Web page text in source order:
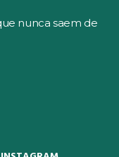
nunca saem de